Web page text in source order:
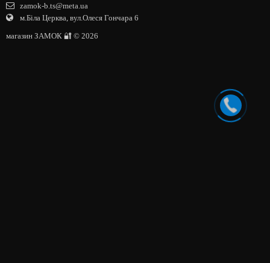
zamok-b.ts@meta.ua
м.Біла Церква, вул.Олеся Гончара 6
магазин ЗАМОК 🔐 © 2026